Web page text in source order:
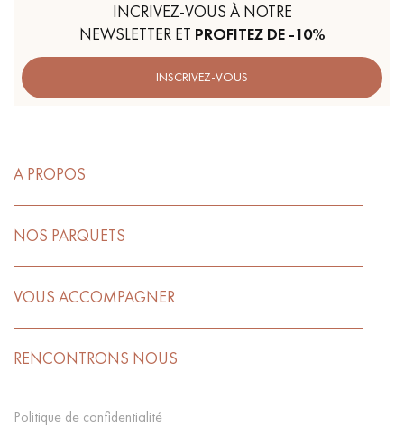
INCRIVEZ-VOUS À NOTRE
NEWSLETTER ET PROFITEZ DE -10%
INSCRIVEZ-VOUS
A PROPOS
NOS PARQUETS
VOUS ACCOMPAGNER
RENCONTRONS NOUS
Politique de confidentialité